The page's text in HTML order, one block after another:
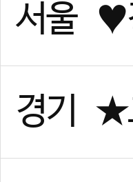
경기 위례